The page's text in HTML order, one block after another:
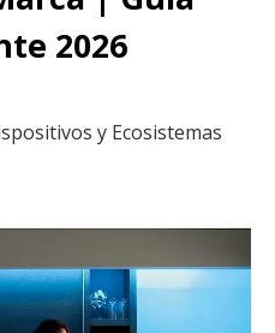
2026
y Ecosistemas